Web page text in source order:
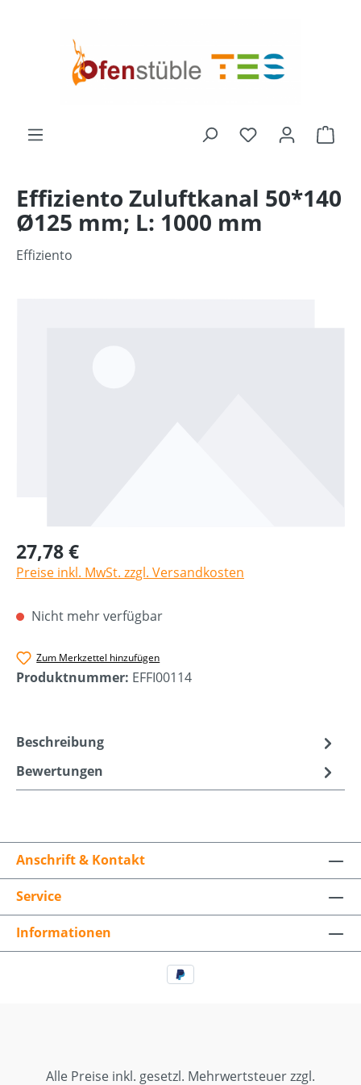
Du hast 0
Effiziento Zuluftkanal 50*140
Ø125 mm; L: 1000 mm
Effiziento
27,78 €
Preise inkl. MwSt. zzgl. Versandkosten
Nicht mehr verfügbar
Zum Merkzettel hinzufügen
Produktnummer: EFFI00114
Beschreibung
Bewertungen
Anschrift & Kontakt
Service
Informationen
Alle Preise inkl. gesetzl. Mehrwertsteuer zzgl.